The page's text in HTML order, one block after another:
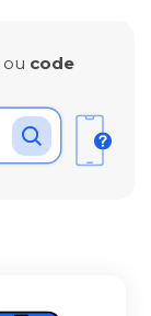
ou code